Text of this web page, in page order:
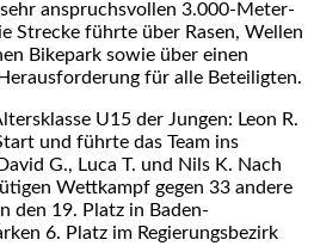
anspruchsvollen 3.000-Meter-
Strecke führte über Rasen, Wellen
Bikepark sowie über einen
für alle Beteiligten.
U15 der Jungen: Leon R.
und führte das Team ins
G., Luca T. und Nils K. Nach
Wettkampf gegen 33 andere
den 19. Platz in Baden-
6. Platz im Regierungsbezirk